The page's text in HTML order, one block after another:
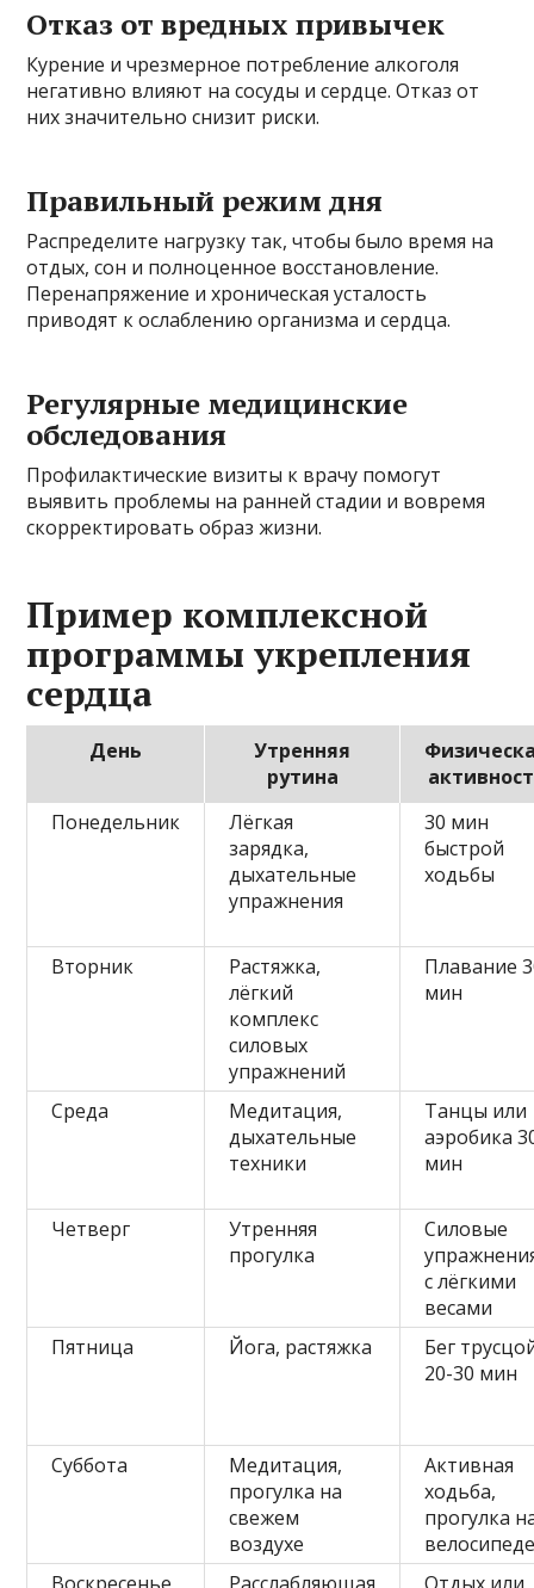
Отказ от вредных привычек
Курение и чрезмерное потребление алкоголя
негативно влияют на сосуды и сердце. Отказ от
них значительно снизит риски.
Правильный режим дня
Распределите нагрузку так, чтобы было время на
отдых, сон и полноценное восстановление.
Перенапряжение и хроническая усталость
приводят к ослаблению организма и сердца.
Регулярные медицинские
обследования
Профилактические визиты к врачу помогут
выявить проблемы на ранней стадии и вовремя
скорректировать образ жизни.
Пример комплексной
программы укрепления
сердца
День
Утренняя
рутина
Понедельник
Лёгкая
зарядка,
дыхательные
упражнения
30 мин
быстрой
ходьбы
Вторник
Растяжка,
лёгкий
комплекс
силовых
упражнений
Плавание
мин
Среда
Медитация,
дыхательные
техники
Танцы или
аэробика
мин
Четверг
Утренняя
прогулка
Силовые
с лёгкими
весами
Пятница
Йога, растяжка
Бег
20-30 мин
Суббота
Медитация,
прогулка на
свежем
воздухе
Активная
ходьба,
прогулка